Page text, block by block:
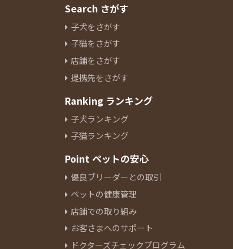
Search さがす
子犬をさがす
子猫をさがす
店舗をさがす
提携先をさがす
Ranking ランキング
子犬ランキング
子猫ランキング
Point ペットの安心
優良ブリーダーとの取引
ペットの健康管理
店舗での取り組み
お客さまへのサポート
ドクターズチェックプログラム